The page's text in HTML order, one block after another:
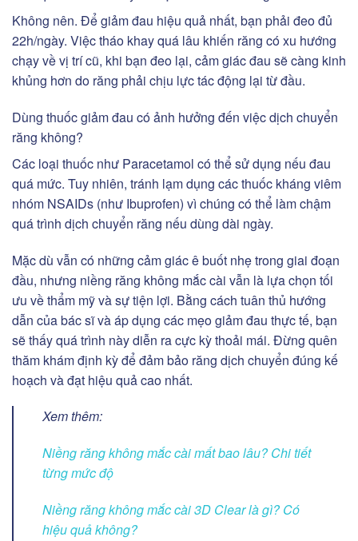
Không nên. Để giảm đau hiệu quả nhất, bạn phải đeo đủ
22h/ngày. Việc tháo khay quá lâu khiến răng có xu hướng
chạy về vị trí cũ, khi bạn đeo lại, cảm giác đau sẽ càng kinh
khủng hơn do răng phải chịu lực tác động lại từ đầu.
Dùng thuốc giảm đau có ảnh hưởng đến việc dịch chuyển
răng không?
Các loại thuốc như Paracetamol có thể sử dụng nếu đau
quá mức. Tuy nhiên, tránh lạm dụng các thuốc kháng viêm
nhóm NSAIDs (như Ibuprofen) vì chúng có thể làm chậm
quá trình dịch chuyển răng nếu dùng dài ngày.
Mặc dù vẫn có những cảm giác ê buốt nhẹ trong giai đoạn
đầu, nhưng niềng răng không mắc cài vẫn là lựa chọn tối
ưu về thẩm mỹ và sự tiện lợi. Bằng cách tuân thủ hướng
dẫn của bác sĩ và áp dụng các mẹo giảm đau thực tế, bạn
sẽ thấy quá trình này diễn ra cực kỳ thoải mái. Đừng quên
thăm khám định kỳ để đảm bảo răng dịch chuyển đúng kế
hoạch và đạt hiệu quả cao nhất.
Xem thêm:
Niềng răng không mắc cài mất bao lâu? Chi tiết
từng mức độ
Niềng răng không mắc cài 3D Clear là gì? Có
hiệu quả không?